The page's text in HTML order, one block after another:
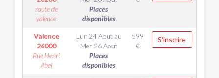
route de
valence
Places
disponibles
Valence
26000
Rue Henri
Abel
Lun 24 Aout au
Mer 26 Aout
Places
disponibles
599
€
S'inscrire